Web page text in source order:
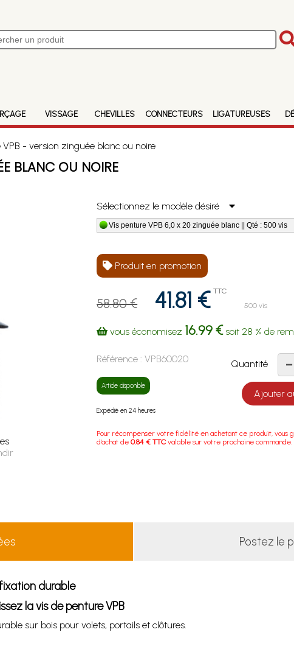
VISSAGE CHEVILLES CONNECTEURS LIGATUREUSES
- version zinguée blanc ou noire
BLANC OU NOIRE
Sélectionnez le modèle désiré
Vis penture VPB 6,0 x 20 zinguée blanc || Qté : 500 vis
Produit en promotion
58.80 € 41.81 € TTC
500 vis
vous économisez 16.99 €soit 28 % de
Référence :VPB60020
Article disponible
Expédié en 24 heures
Quantité -
Ajouter
Pour récompenser votre fidélité en achetant ce produit, vous
d'achat de0.84 € TTC valable sur votre prochaine commande.
Postez le
durable
la vis de penture VPB
sur bois pour volets, portails et clôtures.